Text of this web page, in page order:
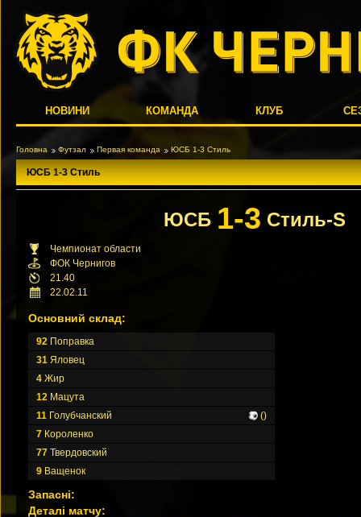
НОВИНИ КОМАНДА КЛУБ
Головна Футзал Первая команда ЮСБ 1-3 Стиль
ЮСБ 1-3 Стиль
ЮСБ 1-3 Стиль-S
Чемпионат области
ФОК Чернигов
21.40
22.02.11
Основний склад:
92 Поправка
31 Яловец
4 Жир
12 Мацута
11 Голубчанский
()
7 Короленко
77 Твердовский
9 Ващенок
Запасні:
Деталі матчу: